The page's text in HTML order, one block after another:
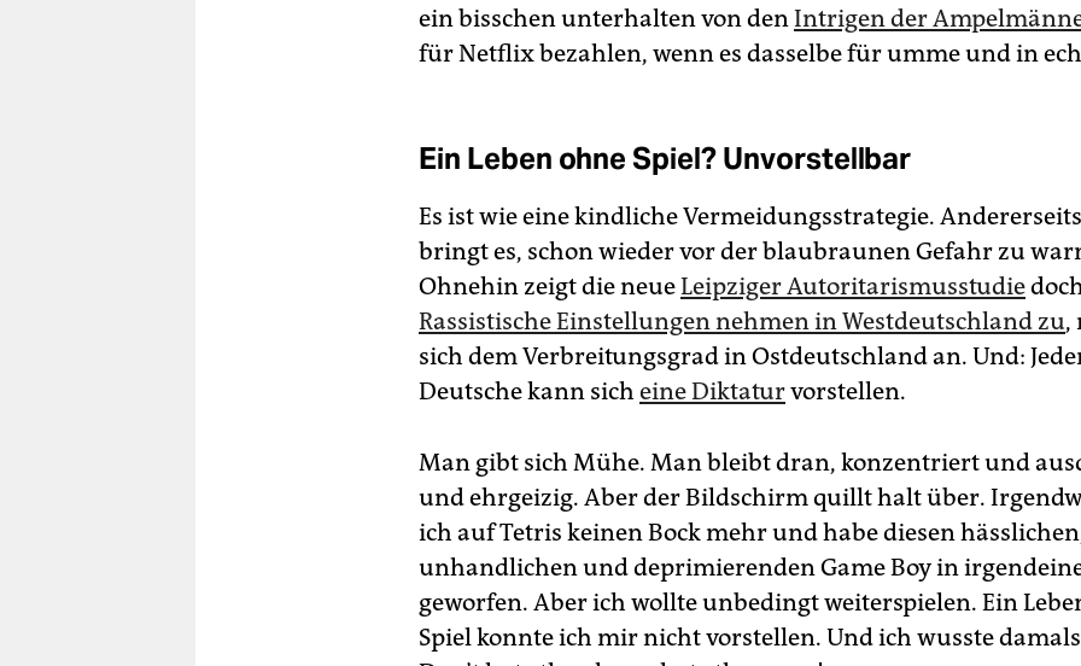
ein bisschen unterhalten von denIntrigen der
für Netflix bezahlen, wenn es dasselbe für umme und in
Ein Leben ohne Spiel? Unvorstellbar
Es ist wie eine kindliche Vermeidungsstrategie.
bringt es, schon wieder vor der blaubraunen Gefahr zu
Ohnehin zeigt die neueLeipziger Autoritarismusstudie
Rassistische Einstellungen nehmen in Westdeutschland zu,
sich dem Verbreitungsgrad in Ostdeutschland an. Und:
Deutsche kann sich eine Diktaturvorstellen.
Man gibt sich Mühe. Man bleibt dran, konzentriert und
und ehrgeizig. Aber der Bildschirm quillt halt über.
ich auf Tetris keinen Bock mehr und habe diesen
unhandlichen und deprimierenden Game Boy in
geworfen. Aber ich wollte unbedingt weiterspielen. Ein
Spiel konnte ich mir nicht vorstellen. Und ich wusste